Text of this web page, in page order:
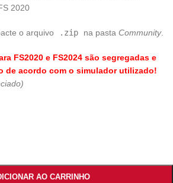
2020
o arquivo .zip na pasta Community.
FS2020 e FS2024 são segregadas e
de acordo com o simulador utilizado!
AO CARRINHO